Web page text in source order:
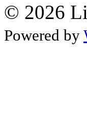
© 2026
Powered by